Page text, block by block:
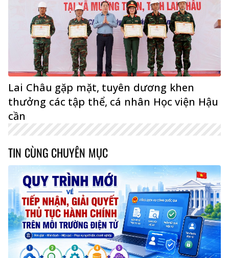
Lai Châu gặp mặt, tuyên dương khen
thưởng các tập thể, cá nhân Học viện Hậu
cần
TIN CÙNG CHUYÊN MỤC